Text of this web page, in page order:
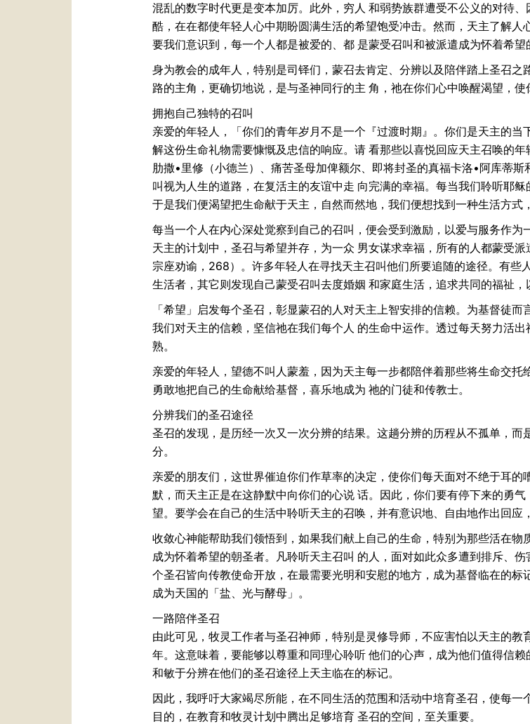
混乱的数字时代更是变本加厉。此外，穷人 和弱势族群遭受不公义的对待
酷，在在都使年轻人心中期盼圆满生活的希望饱受冲击。然而，天主了解
要我们意识到，每一个人都是被爱的、都 是蒙受召叫和被派遣成为怀着希望
身为教会的成年人，特别是司铎们，蒙召去肯定、分辨以及陪伴踏上圣召
路的主角，更确切地说，是与圣神同行的主 角，祂在你们心中唤醒渴望，
拥抱自己独特的召叫
亲爱的年轻人，「你们的青年岁月不是一个『过渡时期』。你们是天主的
解这份生命礼物需要慷慨及忠信的响应。请 看那些以喜悦回应天主召唤的
肋撒•里修（小德兰）、痛苦圣母加俾额尔、即将封圣的真福卡洛•阿库蒂
叫视为人生的道路，在复活主的友谊中走 向完满的幸福。每当我们聆听耶
于是我们便渴望把生命献于天主，自然而然地，我们便想找到一种生活方式
每当一个人在内心深处觉察到自己的召叫，便会受到激励，以爱与服务作
天主的计划中，圣召与希望并存，为一众 男女谋求幸福，所有的人都蒙受
宗座劝谕，268）。许多年轻人在寻找天主召叫他们所要追随的途径。有些
生活者，其它则发现自己蒙受召叫去度婚姻 和家庭生活，追求共同的福祉，
「希望」启发每个圣召，彰显蒙召的人对天主上智安排的信赖。为基督徒
我们对天主的信赖，坚信祂在我们每个人 的生命中运作。透过每天努力活
熟。
亲爱的年轻人，望德不叫人蒙羞，因为天主每一步都陪伴着那些将生命交托
勇敢地把自己的生命献给基督，喜乐地成为 祂的门徒和传教士。
分辨我们的圣召途径
圣召的发现，是历经一次又一次分辨的结果。这趟分辨的历程从不孤单，
分。
亲爱的朋友们，这世界催迫你们作草率的决定，使你们每天面对不绝于耳
默，而天主正是在这静默中向你们的心说 话。因此，你们要有停下来的勇
望。要学会在自己的生活中聆听天主的召唤，并有意识地、自由地作出回应
收敛心神能帮助我们领悟到，如果我们献上自己的生命，特别为那些活在
成为怀着希望的朝圣者。凡聆听天主召叫 的人，面对如此众多遭到排斥、
个圣召皆向传教使命开放，在最需要光明和安慰的地方，成为基督临在的标
成为天国的「盐、光与酵母」。
一路陪伴圣召
由此可见，牧灵工作者与圣召神师，特别是灵修导师，不应害怕以天主的
年。这意味着，要能够以尊重和同理心聆听 他们的心声，成为他们值得信
和敏于分辨在他们的圣召途径上天主临在的标记。
因此，我呼吁大家竭尽所能，在不同生活的范围和活动中培育圣召，使每
目的，在教育和牧灵计划中腾出足够培育 圣召的空间，至关重要。